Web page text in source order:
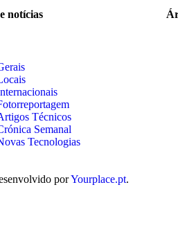
notícias
Técnicos
Semanal
Tecnologias
porYourplace.pt.